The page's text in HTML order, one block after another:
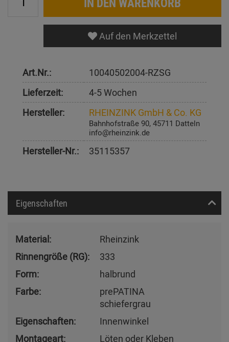
Auf den Merkzettel
Art.Nr.:
10040502004-RZSG
Lieferzeit:
4-5 Wochen
Hersteller:
RHEINZINK GmbH & Co. KG
Bahnhofstraße 90, 45711 Datteln
info@rheinzink.de
Hersteller-Nr.: 35115357
Eigenschaften
Material:
Rheinzink
Rinnengröße (RG):
333
Form:
halbrund
Farbe:
prePATINA
schiefergrau
Eigenschaften:
Innenwinkel
Montageart:
Löten oder Kleben